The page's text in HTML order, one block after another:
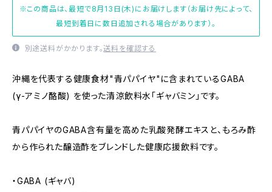
※この商品は、最短で8月13日(木)にお届けします（お届け先によって、
最短到着日に数日追加される場合があります）。
別途送料がかかります。送料を確認する
沖縄を代表する健康食材"青パパイヤ"に含まれているGABA
(γ-アミノ酪酸) を使った清涼飲料水「ギャバミン」です。
青パパイヤのGABA含有量を高めた乳酸発酵エキスと、もろみ酢
から作られた醸造酢をブレンドした健康応援飲料です。
・GABA (ギャバ)